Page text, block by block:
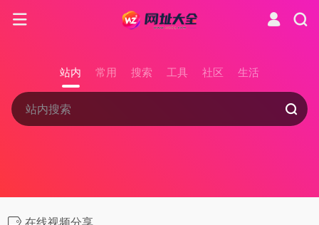
站内 常用 搜索 工具 社区 生活
在线视频分享